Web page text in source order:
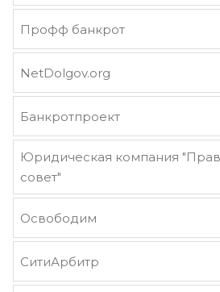
Профф банкрот
NetDolgov.org
Банкротпроект
Юридическая компания "Правовой
совет"
Освободим
СитиАрбитр